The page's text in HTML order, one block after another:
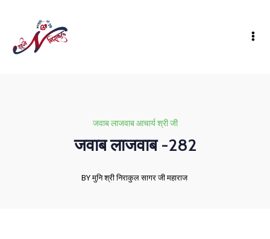
जवाब लाजवाब आचार्य श्री जी
जवाब लाजवाब -282
BY मुनि श्री निराकुल सागर जी महाराज